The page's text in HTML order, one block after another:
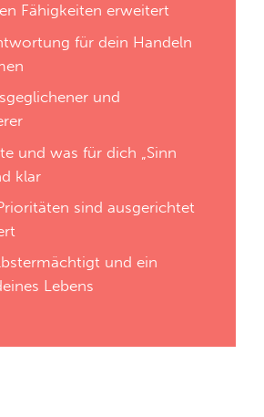
Fähigkeiten erweitert
für dein Handeln
und
und was für dich „Sinn
klar
sind ausgerichtet
und ein
Lebens